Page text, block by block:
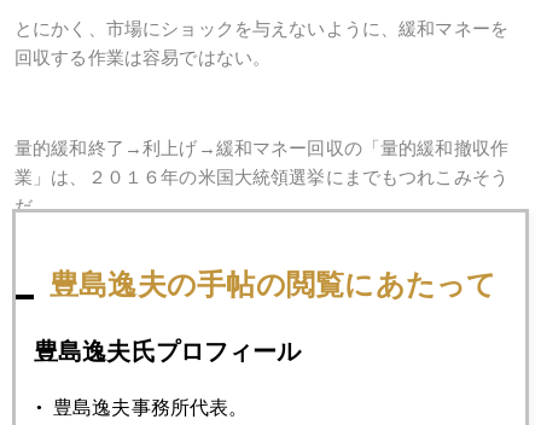
とにかく、市場にショックを与えないように、緩和マネーを
回収する作業は容易ではない。
量的緩和終了→利上げ→緩和マネー回収の「量的緩和撤収作
業」は、２０１６年の米国大統領選挙にまでもつれこみそう
だ。
そうなると、最有力候補のクリントン女史とイエレンＦＲＢ
議長の二人の女性に米国経済のかじ取りが委ねられる展開も
さて、今日の原稿は、アルゼンチン対オランダのワールドカ
豊島逸夫の手帖の閲覧にあたって
豊島逸夫氏プロフィール
豊島逸夫事務所代表。